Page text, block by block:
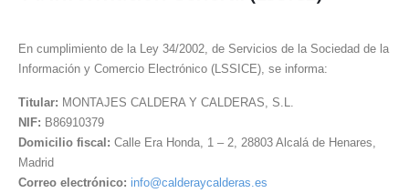
En cumplimiento de la Ley 34/2002, de Servicios de la Sociedad de la
Información y Comercio Electrónico (LSSICE), se informa:
Titular: MONTAJES CALDERA Y CALDERAS, S.L.
NIF: B86910379
Domicilio fiscal: Calle Era Honda, 1 – 2, 28803 Alcalá de Henares,
Madrid
Correo electrónico: info@calderaycalderas.es